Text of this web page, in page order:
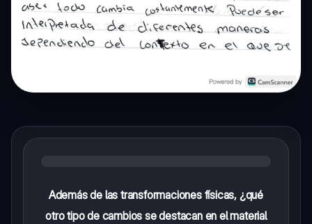
Además de las transformaciones físicas, ¿qué
otro tipo de cambios se destacan en el material